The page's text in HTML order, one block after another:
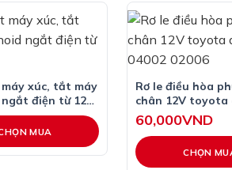
xúc, tắt máy
điện từ 12V
MUA
Rơ le điều hòa
chân 12V toyota
04002 02006
60,000VND
CHỌN